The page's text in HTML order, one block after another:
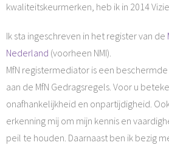
Contact
kwaliteitskeurmerken, heb ik in 2014
Ik sta ingeschreven in het register van de
Nederland (voorheen NMI).
MfN registermediator is een
aan de MfN Gedragsregels. Voor u
onafhankelijkheid en onpartijdigheid.
erkenning mij om mijn kennis en
peil te houden. Daarnaast ben ik bezig